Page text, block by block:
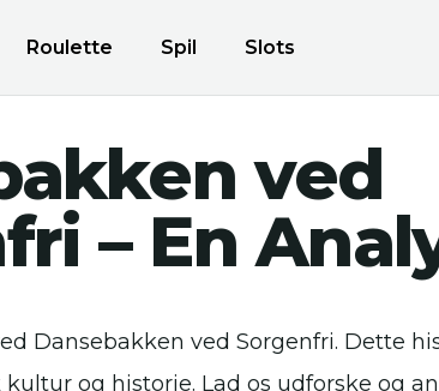
Roulette Spil Slots
ved
– En
Dansebakken ved Sorgenfri. Dette
og historie. Lad os udforske og